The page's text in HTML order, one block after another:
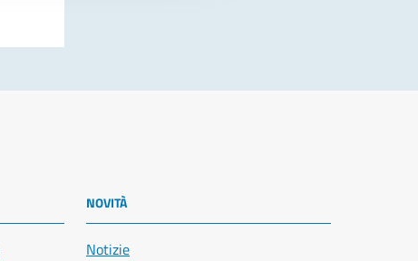
NOVITÀ
Notizie